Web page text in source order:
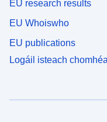
EU research results
EU Whoiswho
EU publications
Logáil isteach